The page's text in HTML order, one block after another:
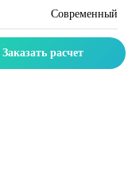
Современный
Заказать расчет